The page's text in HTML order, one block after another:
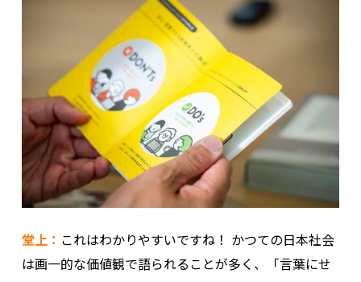
堂上： これはわかりやすいですね！ かつての日本社会
は画一的な価値観で語られることが多く、「言葉にせ